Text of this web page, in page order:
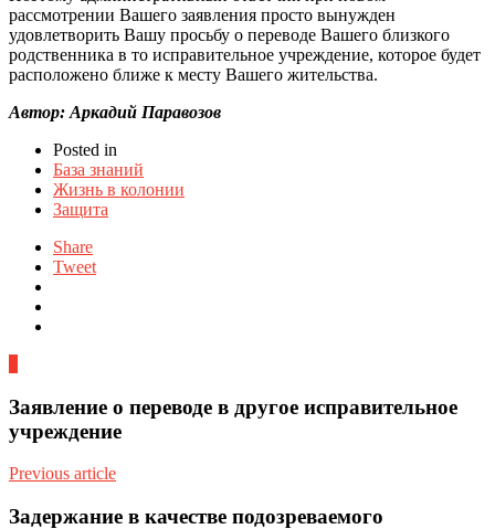
рассмотрении Вашего заявления просто вынужден
удовлетворить Вашу просьбу о переводе Вашего близкого
родственника в то исправительное учреждение, которое будет
расположено ближе к месту Вашего жительства.
Автор: Аркадий Паравозов
Posted in
База знаний
Жизнь в колонии
Защита
Share
Tweet
Заявление о переводе в другое исправительное
учреждение
Previous article
Задержание в качестве подозреваемого